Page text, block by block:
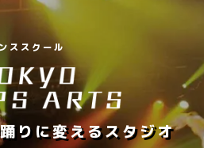
ススクール
りに変えるスタジオ